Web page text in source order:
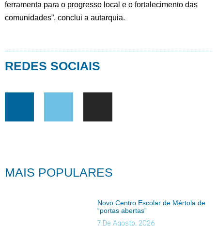
ferramenta para o progresso local e o fortalecimento das
comunidades”, conclui a autarquia.
REDES SOCIAIS
MAIS POPULARES
Novo Centro Escolar de Mértola de
“portas abertas”
7 De Agosto, 2026